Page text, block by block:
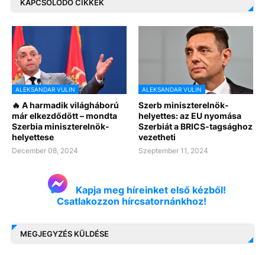
KAPCSOLÓDÓ CIKKEK
ALEKSANDAR VULIN
🔥 A harmadik világháború
már elkezdődött – mondta
Szerbia miniszterelnök-
helyettese
December 08, 2024
ALEKSANDAR VULIN
Szerb miniszterelnök-
helyettes: az EU nyomása
Szerbiát a BRICS-tagsághoz
vezetheti
Szeptember 11, 2024
Kapja meg híreinket első kézből!
Csatlakozzon hírcsatornánkhoz!
MEGJEGYZÉS KÜLDÉSE